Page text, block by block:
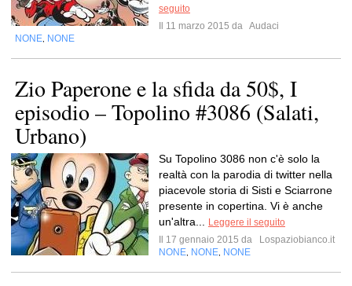
seguito
Il 11 marzo 2015 da Audaci
NONE NONE
Zio Paperone e la sfida da 50$, I
episodio – Topolino #3086 (Salati,
Urbano)
Su Topolino 3086 non c'è solo la
realtà con la parodia di twitter nella
piacevole storia di Sisti e Sciarrone
presente in copertina. Vi è anche
un'altra...
Leggere il seguito
Il 17 gennaio 2015 da
Lospaziobianco.it
NONE NONE NONE